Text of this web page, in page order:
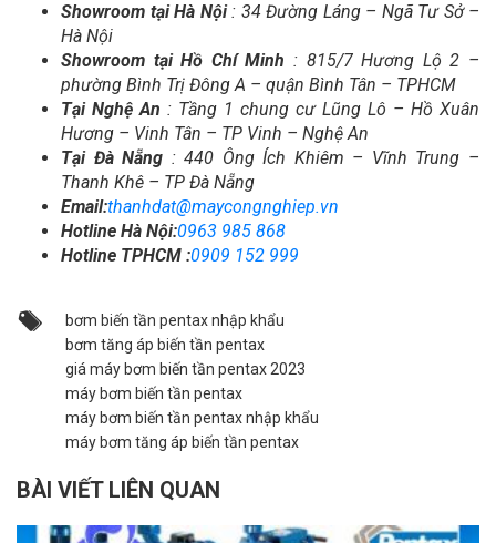
Showroom tại Hà Nội: 34 Đường Láng – Ngã Tư Sở –
Hà Nội
Showroom tại Hồ Chí Minh : 815/7 Hương Lộ 2 –
phường Bình Trị Đông A – quận Bình Tân – TPHCM
Tại Nghệ An : Tầng 1 chung cư Lũng Lô – Hồ Xuân
Hương – Vinh Tân – TP Vinh – Nghệ An
Tại Đà Nẵng : 440 Ông Ích Khiêm – Vĩnh Trung –
Thanh Khê – TP Đà Nẵng
Email:thanhdat@maycongnghiep.vn
Hotline Hà Nội:0963 985 868
Hotline TPHCM :0909 152 999
bơm biến tần pentax nhập khẩu
bơm tăng áp biến tần pentax
giá máy bơm biến tần pentax 2023
máy bơm biến tần pentax
máy bơm biến tần pentax nhập khẩu
máy bơm tăng áp biến tần pentax
BÀI VIẾT LIÊN QUAN